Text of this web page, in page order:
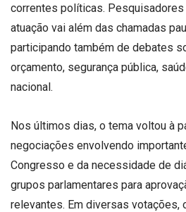
correntes políticas.
atuação vai além das chamadas
participando também de debates
orçamento, segurança pública,
nacional.
Nos últimos dias, o tema voltou à
negociações envolvendo
Congresso e da necessidade de
grupos parlamentares para
relevantes. Em diversas votações,